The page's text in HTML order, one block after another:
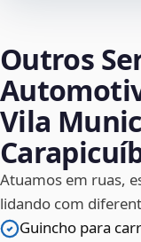
Outros
Vila
Atuamos em ruas,
lidando com
Guincho para